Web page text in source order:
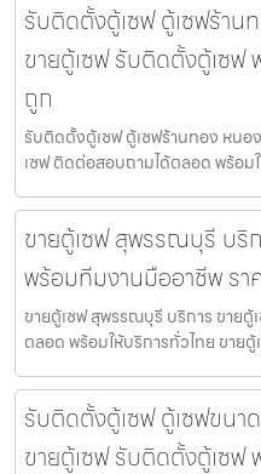
รับติดตั้งตู้เซฟ ตู้เซฟร้าน
ขายตู้เซฟ รับติดตั้งตู้เซฟ
ถูก
รับติดตั้งตู้เซฟ ตู้เซฟร้านทอง หน
เซฟ ติดต่อสอบถามได้ตลอด พร้อม
ขายตู้เซฟ สุพรรณบุรี บริ
พร้อมทีมงานมืออาชีพ รา
ขายตู้เซฟ สุพรรณบุรี บริการ ขาย
ตลอด พร้อมให้บริการทั่วไทย ขาย
รับติดตั้งตู้เซฟ ตู้เซฟขนา
ขายตู้เซฟ รับติดตั้งตู้เซฟ